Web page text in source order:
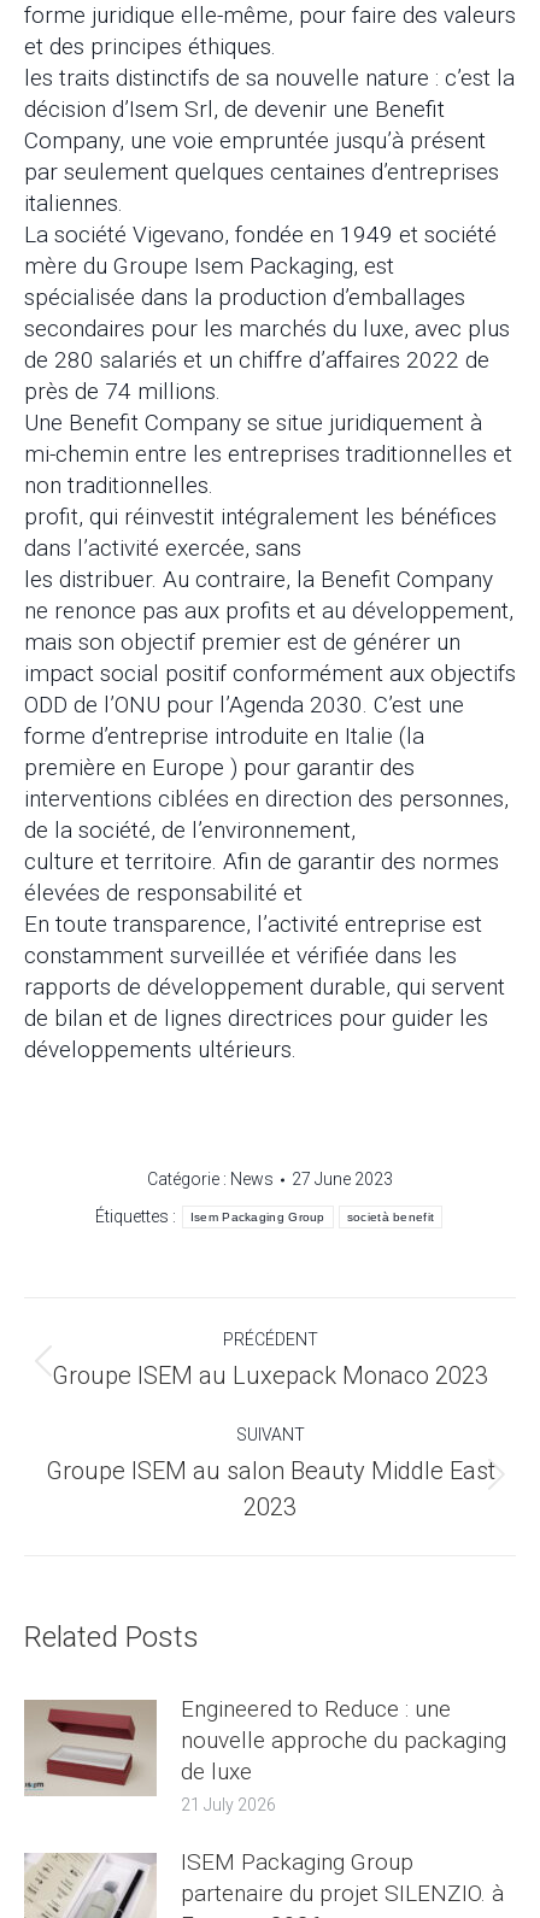
forme juridique elle-même, pour faire des valeurs
et des principes éthiques.
les traits distinctifs de sa nouvelle nature : c’est la
décision d’Isem Srl, de devenir une Benefit
Company, une voie empruntée jusqu’à présent
par seulement quelques centaines d’entreprises
italiennes.
La société Vigevano, fondée en 1949 et société
mère du Groupe Isem Packaging, est
spécialisée dans la production d’emballages
secondaires pour les marchés du luxe, avec plus
de 280 salariés et un chiffre d’affaires 2022 de
près de 74 millions.
Une Benefit Company se situe juridiquement à
mi-chemin entre les entreprises traditionnelles et
non traditionnelles.
profit, qui réinvestit intégralement les bénéfices
dans l’activité exercée, sans
les distribuer. Au contraire, la Benefit Company
ne renonce pas aux profits et au développement,
mais son objectif premier est de générer un
impact social positif conformément aux objectifs
ODD de l’ONU pour l’Agenda 2030. C’est une
forme d’entreprise introduite en Italie (la
première en Europe ) pour garantir des
interventions ciblées en direction des personnes,
de la société, de l’environnement,
culture et territoire. Afin de garantir des normes
élevées de responsabilité et
En toute transparence, l’activité entreprise est
constamment surveillée et vérifiée dans les
rapports de développement durable, qui servent
de bilan et de lignes directrices pour guider les
développements ultérieurs.
Catégorie : News
27 June 2023
Étiquettes :
Isem Packaging Group società benefit
article
PRÉCÉDENT
Article
:
Groupe ISEM au Luxepack Monaco 2023
SUIVANT
Article
suivant
Groupe ISEM au salon Beauty Middle East
2023
Related Posts
Engineered to Reduce : une
nouvelle approche du packaging
de luxe
21 July 2026
ISEM Packaging Group
partenaire du projet SILENZIO. à